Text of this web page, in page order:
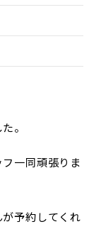
。
一同頑張りま
予約してくれ